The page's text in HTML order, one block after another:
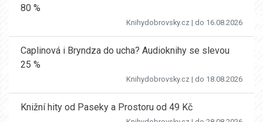
80 %
Knihydobrovsky.cz | do 16.08.2026
Caplinová i Bryndza do ucha? Audioknihy se slevou
25 %
Knihydobrovsky.cz | do 18.08.2026
Knižní hity od Paseky a Prostoru od 49 Kč